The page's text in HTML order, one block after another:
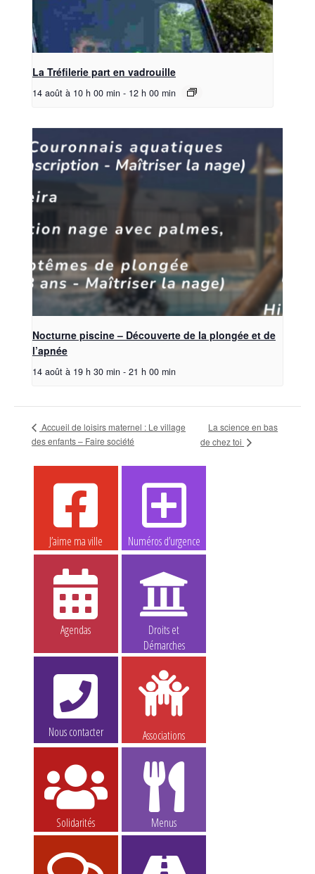
La Tréfilerie part en vadrouille
14 août à 10 h 00 min - 12 h 00 min
Nocturne piscine – Découverte de la plongée et de
l’apnée
14 août à 19 h 30 min - 21 h 00 min
Accueil de loisirs maternel : Le village
des enfants – Faire société
La science en bas
de chez toi
J’aime ma ville Numéros d’urgence
Agendas
Droits et
Démarches
Nous contacter Associations
Solidarités Menus